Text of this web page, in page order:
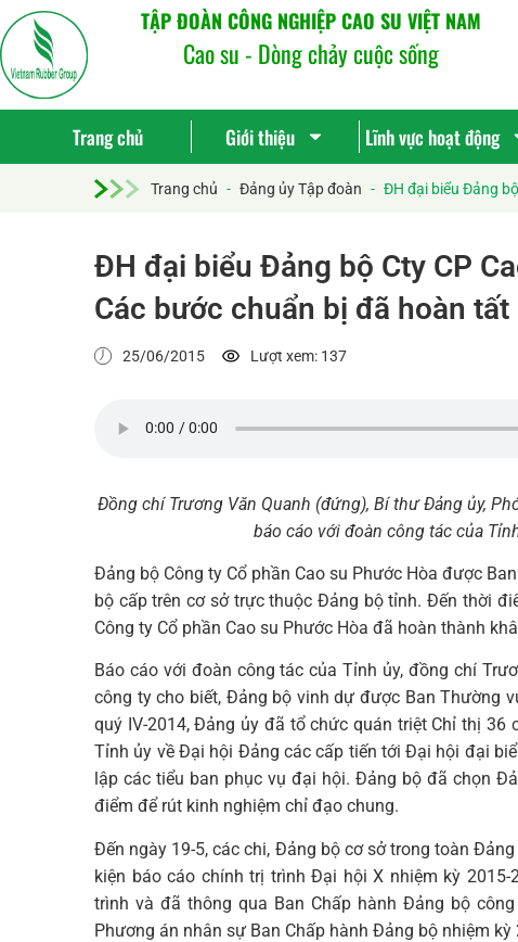
TẬP ĐOÀN CÔNG NGHIỆP CAO SU VIỆT NAM
Cao su - Dòng chảy cuộc sống
Trang chủ Giới thiệu Lĩnh vực hoạt động
Trang chủ - Đảng ủy Tập đoàn - ĐH đại biểu Đảng
ĐH đại biểu Đảng bộ Cty CP
Các bước chuẩn bị đã hoàn tất
25/06/2015 Lượt xem: 137
Đồng chí Trương Văn Quanh (đứng), Bí thư Đảng ủy,
báo cáo với đoàn công tác của
Đảng bộ Công ty Cổ phần Cao su Phước Hòa được
bộ cấp trên cơ sở trực thuộc Đảng bộ tỉnh. Đến thời
Công ty Cổ phần Cao su Phước Hòa đã hoàn thành
Báo cáo với đoàn công tác của Tỉnh ủy, đồng chí
công ty cho biết, Đảng bộ vinh dự được Ban Thường
quý IV-2014, Đảng ủy đã tổ chức quán triệt Chỉ thị 36
Tỉnh ủy về Đại hội Đảng các cấp tiến tới Đại hội đại
lập các tiểu ban phục vụ đại hội. Đảng bộ đã chọn
điểm để rút kinh nghiệm chỉ đạo chung.
Đến ngày 19-5, các chi, Đảng bộ cơ sở trong toàn
kiện báo cáo chính trị trình Đại hội X nhiệm kỳ
trình và đã thông qua Ban Chấp hành Đảng bộ
Phương án nhân sự Ban Chấp hành Đảng bộ nhiệm